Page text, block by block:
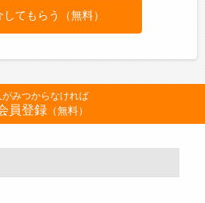
てもらう（無料）
がみつからなければ
員登録（無料）